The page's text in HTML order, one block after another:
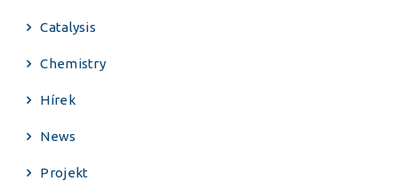
Catalysis
Chemistry
Hírek
News
Projekt